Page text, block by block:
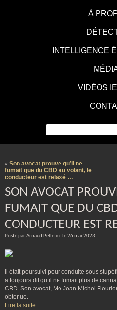
À
INTELLIGENCE
VIDÉOS
« Son avocat prouve qu’il ne
fumait que du CBD au volant, le
conducteur est relaxé …
SON AVOCAT
FUMAIT QUE DU
CONDUCTEUR EST
Posté par Arnaud Pelletier le 26 mai 2023
Il était poursuivi pour conduite sous
a toujours dit qu’il ne fumait plus de
CBD. Son avocat, Me Jean-Michel
obtenue.
Lire la suite …